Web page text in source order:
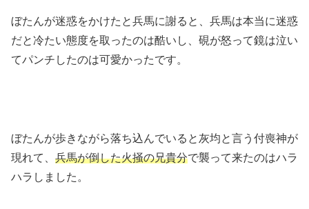
ぼたんが迷惑をかけたと兵馬に謝ると、兵馬は本当に迷惑
だと冷たい態度を取ったのは酷いし、硯が怒って鏡は泣い
てパンチしたのは可愛かったです。
ぼたんが歩きながら落ち込んでいると灰均と言う付喪神が
現れて、 兵馬が倒した火掻の兄貴分で襲って来たのはハラ
ハラしました。